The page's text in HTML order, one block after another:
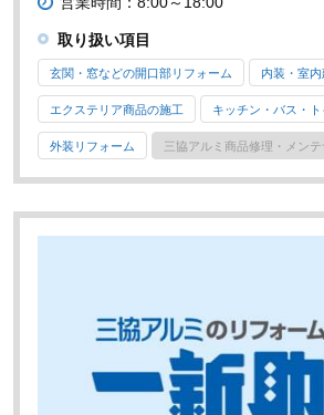
取り扱い項目
玄関・窓などの開口部リフォーム 内装・室
エクステリア商品の施工 キッチン・バス・
外装リフォーム 三協アルミ商品修理・メンテ